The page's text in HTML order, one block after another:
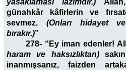
yasaklaması lazımdır.) Allah,
günahkâr kâfirlerin ve
sevmez. (Onları hidayet
bırakır.)”
278- “Ey iman edenler!
haram ve haksızlıktan)
inanmışsanız, faizden